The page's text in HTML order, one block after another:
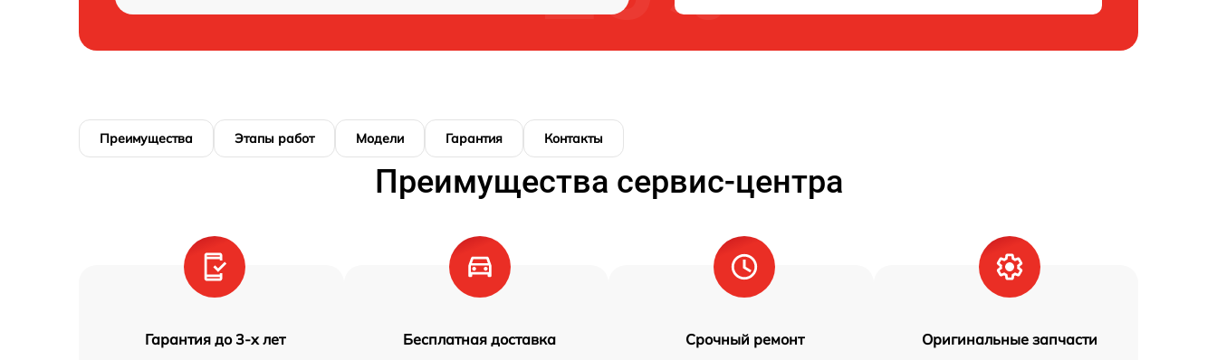
Преимущества Этапы работ Модели Гарантия Контакты
Преимущества сервис-центра
Гарантия до 3-х лет Бесплатная доставка Срочный ремонт Оригинальные запчасти